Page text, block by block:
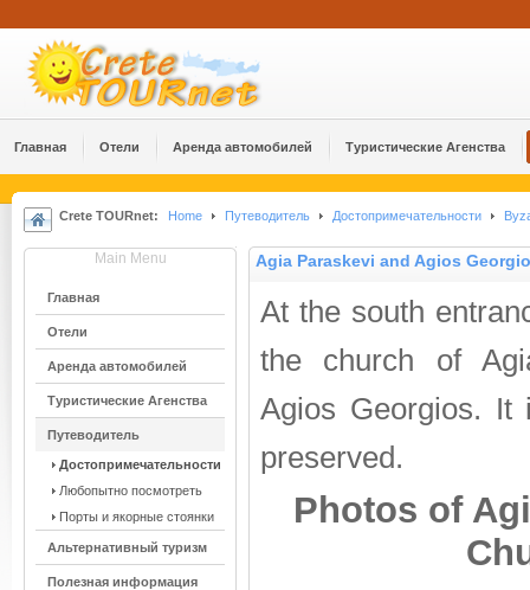
Главная Отели Аренда автомобилей Туристические Агенства
Crete TOURnet: Home Путеводитель Достопримечательности
Main Menu
Главная
Отели
Аренда автомобилей
Туристические Агенства
Путеводитель
Достопримечательности
Любопытно посмотреть
Порты и якорные стоянки
Альтернативный туризм
Полезная информация
Agia Paraskevi and Agios
At the south
the church of
Agios Georgios. It
preserved.
Photos of